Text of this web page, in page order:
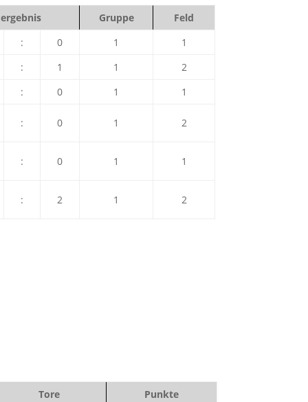
Gruppe
Feld
:
0 1
1
:
1 1
2
:
0 1 1
: 0 1 2
: 0 1 1
: 2 1 2
Tore
Punkte